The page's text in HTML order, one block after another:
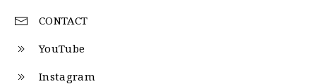
CONTACT
YouTube
Instagram